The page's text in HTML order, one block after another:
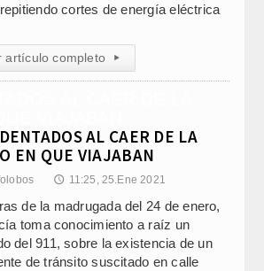
cortes de energía eléctrica
artículo completo ▸
AL CAER DE LA
EN QUE VIAJABAN
🕔 11:25, 25.Ene 2021
de la madrugada del 24 de enero,
toma conocimiento a raíz un
del 911, sobre la existencia de un
de tránsito suscitado en calle